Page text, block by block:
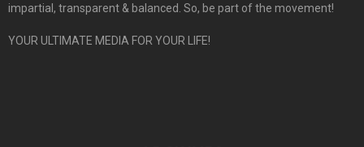
impartial, transparent & balanced. So, be part of the movement!
YOUR ULTIMATE MEDIA FOR YOUR LIFE!